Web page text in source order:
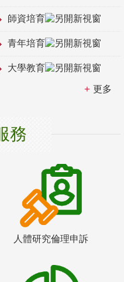
師資培育
青年培育
大學教育
更多
務
人體研究倫理申訴